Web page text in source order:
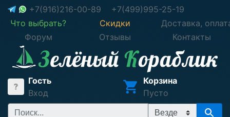
+7(916)216-00-89
+7(499)995-25-19
Что выбрать?
Скидки
Доставка,
Форум
Отзывы Контакты
Гость
Вход
Корзина
Пусто